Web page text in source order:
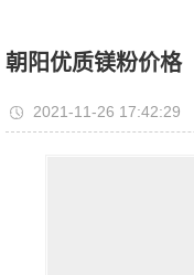
朝阳优质镁粉价格
2021-11-26 17:42:29